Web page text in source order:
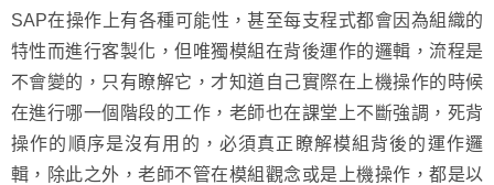
SAP在操作上有各種可能性，甚至每支程式都會因為組織的
特性而進行客製化，但唯獨模組在背後運作的邏輯，流程是
不會變的，只有瞭解它，才知道自己實際在上機操作的時候
在進行哪一個階段的工作，老師也在課堂上不斷強調，死背
操作的順序是沒有用的，必須真正瞭解模組背後的運作邏
輯，除此之外，老師不管在模組觀念或是上機操作，都是以